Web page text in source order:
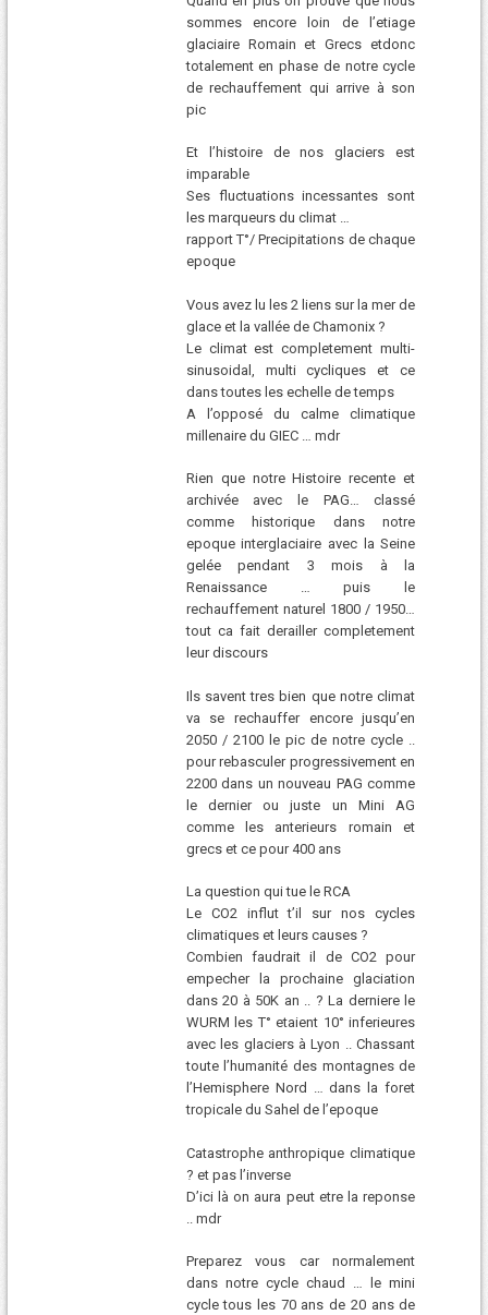
sommes encore loin de l’etiage
glaciaire Romain et Grecs etdonc
totalement en phase de notre cycle
de rechauffement qui arrive à son
pic
Et l’histoire de nos glaciers est
imparable
Ses fluctuations incessantes sont
les marqueurs du climat …
rapport T°/ Precipitations de chaque
epoque
Vous avez lu les 2 liens sur la mer de
glace et la vallée de Chamonix ?
Le climat est completement multi-
sinusoidal, multi cycliques et ce
dans toutes les echelle de temps
A l’opposé du calme climatique
millenaire du GIEC … mdr
Rien que notre Histoire recente et
archivée avec le PAG… classé
comme historique dans notre
epoque interglaciaire avec la Seine
gelée pendant 3 mois à la
Renaissance … puis le
rechauffement naturel 1800 / 1950…
tout ca fait derailler completement
leur discours
Ils savent tres bien que notre climat
va se rechauffer encore jusqu’en
2050 / 2100 le pic de notre cycle ..
pour rebasculer progressivement en
2200 dans un nouveau PAG comme
le dernier ou juste un Mini AG
comme les anterieurs romain et
grecs et ce pour 400 ans
La question qui tue le RCA
Le CO2 influt t’il sur nos cycles
climatiques et leurs causes ?
Combien faudrait il de CO2 pour
empecher la prochaine glaciation
dans 20 à 50K an .. ? La derniere le
WURM les T° etaient 10° inferieures
avec les glaciers à Lyon .. Chassant
toute l’humanité des montagnes de
l’Hemisphere Nord … dans la foret
tropicale du Sahel de l’epoque
Catastrophe anthropique climatique
? et pas l’inverse
D’ici là on aura peut etre la reponse
.. mdr
Preparez vous car normalement
dans notre cycle chaud … le mini
cycle tous les 70 ans de 20 ans de